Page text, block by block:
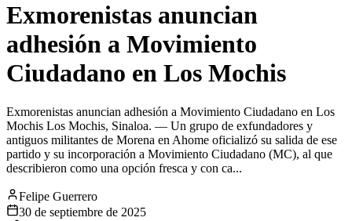
Exmorenistas anuncian
adhesión a Movimiento
Ciudadano en Los Mochis
Exmorenistas anuncian adhesión a Movimiento Ciudadano en Los
Mochis Los Mochis, Sinaloa. — Un grupo de exfundadores y
antiguos militantes de Morena en Ahome oficializó su salida de ese
partido y su incorporación a Movimiento Ciudadano (MC), al que
describieron como una opción fresca y con ca...
Felipe Guerrero
30 de septiembre de 2025